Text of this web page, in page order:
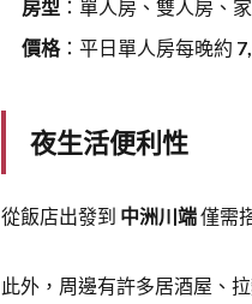
房型 ：單人房、雙人房、
價格：平日單人房每晚約
夜生活便利性
從飯店出發到 中洲川端僅需
此外，周邊有許多居酒屋、